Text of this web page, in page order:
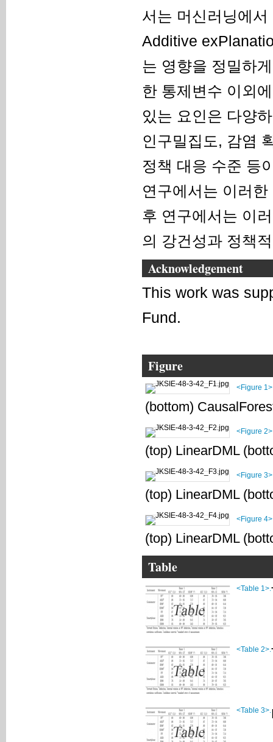
서는 머신러닝에
Additive
는 영향을 정밀하
한 통제변수 이외
있는 요인은 다양
인구밀집도, 감염
정책 대응 수준 등
연구에서는 이러
후 연구에서는 이
의 강건성과 정책
Acknowledgement
This work was
Fund.
Figure
<Figure
(bottom)
<Figure
(top) LinearDML
<Figure
(top) LinearDML
<Figure
(top) LinearDML
Table
<Table 1>.
<Table 2>.
<Table 3>.